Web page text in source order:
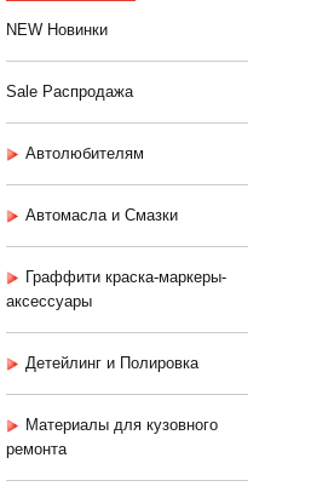
NEW Новинки
Sale Распродажа
Автолюбителям
Автомасла и Смазки
Граффити краска-маркеры-
аксессуары
Детейлинг и Полировка
Материалы для кузовного
ремонта